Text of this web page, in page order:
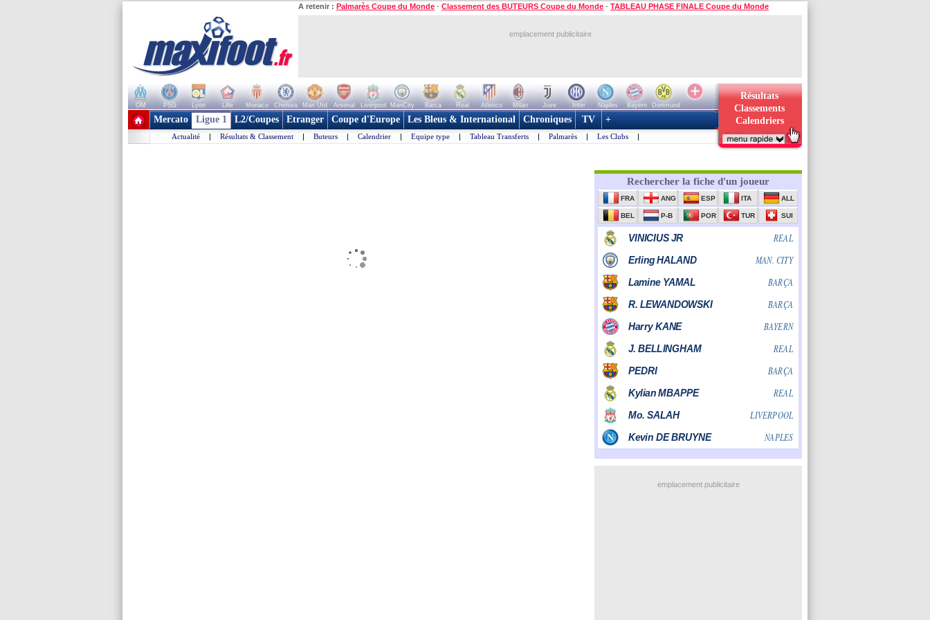
A retenir : Palmarès Coupe du Monde - Classement des BUTEURS Coupe du Monde - TABLEAU PHASE FINALE Coupe du Monde
emplacement publicitaire
OM PSG Lyon Lille Monaco Chelsea Man Utd Arsenal Liverpool ManCity Barca Real Atletico Milan Juve Inter Naples Bayern
Dortmund
+ de clubs
Résultats
Classements
Calendriers
Mercato Ligue 1 L2/Coupes Etranger Coupe d'Europe Les Bleus & International Chroniques TV +
Actualité | Résultats & Classement | Buteurs | Calendrier | Equipe type | Tableau Transferts | Palmarès | Les Clubs |
emplacement publicitaire